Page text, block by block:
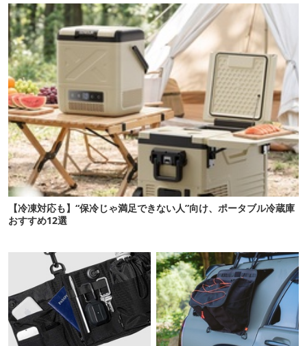
【冷凍対応も】“保冷じゃ満足できない人”向け、ポータブル冷蔵庫
おすすめ12選